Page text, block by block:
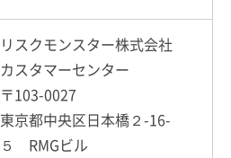
リスクモンスター株式会社
カスタマーセンター
〒103-0027
東京都中央区日本橋２-16-
５ RMGビル